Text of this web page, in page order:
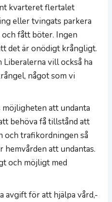
kvarteret flertalet
eller tvingats parkera
och fått böter. Ingen
det är onödigt krångligt.
vill också ha
något som vi
att undanta
behöva få tillstånd att
och trafikordningen så
att undantas.
och möjligt med
avgift för att hjälpa vård,-